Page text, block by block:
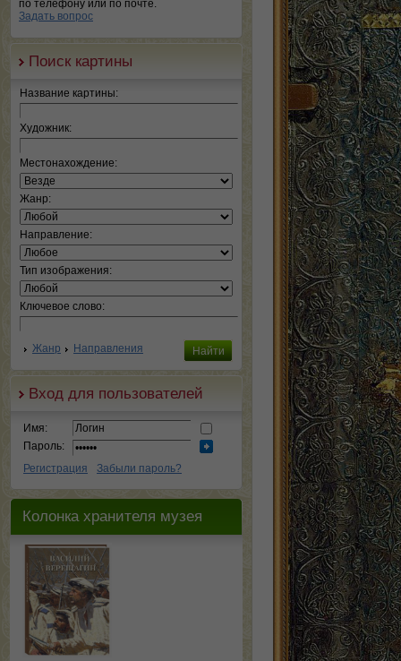
по телефону или по почте.
Задать вопрос
Поиск картины
Название картины:
Художник:
Местонахождение:
Жанр:
Направление:
Тип изображения:
Ключевое слово:
Жанр Направления
Вход для пользователей
Имя:
Пароль:
Регистрация
Забыли пароль?
Колонка хранителя музея